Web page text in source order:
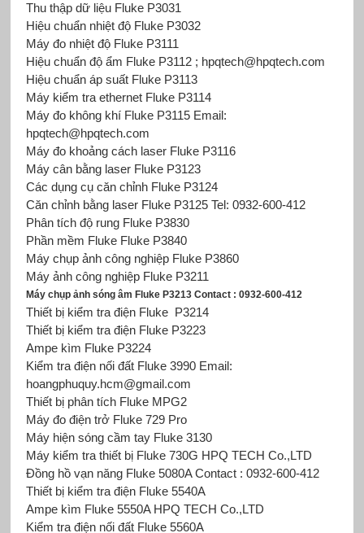
Thu thập dữ liệu Fluke P3031
Hiệu chuẩn nhiệt độ Fluke P3032
Máy đo nhiệt độ Fluke P3111
Hiệu chuẩn độ ẩm Fluke P3112 ; hpqtech@hpqtech.com
Hiệu chuẩn áp suất Fluke P3113
Máy kiểm tra ethernet Fluke P3114
Máy đo không khí Fluke P3115 Email:
hpqtech@hpqtech.com
Máy đo khoảng cách laser Fluke P3116
Máy cân bằng laser Fluke P3123
Các dụng cụ căn chỉnh Fluke P3124
Căn chỉnh bằng laser Fluke P3125 Tel: 0932-600-412
Phân tích độ rung Fluke P3830
Phần mềm Fluke Fluke P3840
Máy chụp ảnh công nghiệp Fluke P3860
Máy ảnh công nghiệp Fluke P3211
Máy chụp ảnh sóng âm Fluke P3213 Contact : 0932-600-412
Thiết bị kiểm tra điện FlukeP3214
Thiết bị kiểm tra điện Fluke P3223
Ampe kìm Fluke P3224
Kiểm tra điện nối đất Fluke 3990 Email:
hoangphuquy.hcm@gmail.com
Thiết bị phân tích Fluke MPG2
Máy đo điện trở Fluke 729 Pro
Máy hiện sóng cầm tay Fluke 3130
Máy kiểm tra thiết bị Fluke 730G HPQ TECH Co.,LTD
Đồng hồ vạn năng Fluke 5080A Contact : 0932-600-412
Thiết bị kiểm tra điện Fluke 5540A
Ampe kìm Fluke 5550A HPQ TECH Co.,LTD
Kiểm tra điện nối đất Fluke 5560A